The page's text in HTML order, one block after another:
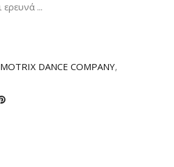
ερευνά
DANCE COMPANY,